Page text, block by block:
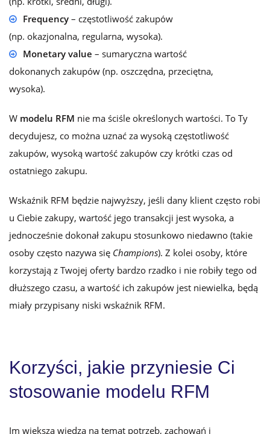
Frequency – częstotliwość zakupów
(np. okazjonalna, regularna, wysoka).
Monetary value – sumaryczna wartość
dokonanych zakupów (np. oszczędna, przeciętna,
wysoka).
W modelu RFM nie ma ściśle określonych wartości. To Ty
decydujesz, co można uznać za wysoką częstotliwość
zakupów, wysoką wartość zakupów czy krótki czas od
ostatniego zakupu.
Wskaźnik RFM będzie najwyższy, jeśli dany klient często robi
u Ciebie zakupy, wartość jego transakcji jest wysoka, a
jednocześnie dokonał zakupu stosunkowo niedawno (takie
osoby często nazywa się Champions). Z kolei osoby, które
korzystają z Twojej oferty bardzo rzadko i nie robiły tego od
dłuższego czasu, a wartość ich zakupów jest niewielka, będą
miały przypisany niski wskaźnik RFM.
Korzyści, jakie przyniesie Ci
stosowanie modelu RFM
Im większa wiedza na temat potrzeb, zachowań i